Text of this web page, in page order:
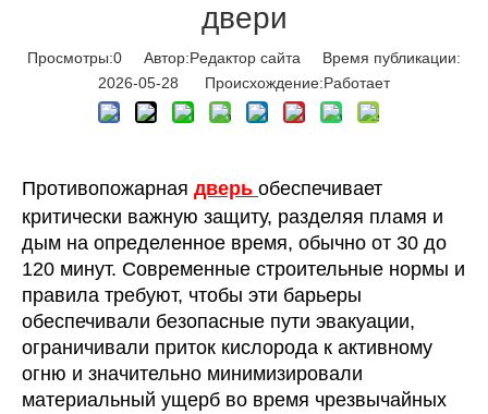
двери
Просмотры:0 Автор:Pедактор сайта Время публикации:
2026-05-28 Происхождение:Работает
Противопожарная дверь обеспечивает
критически важную защиту, разделяя пламя и
дым на определенное время, обычно от 30 до
120 минут. Современные строительные нормы и
правила требуют, чтобы эти барьеры
обеспечивали безопасные пути эвакуации,
ограничивали приток кислорода к активному
огню и значительно минимизировали
материальный ущерб во время чрезвычайных